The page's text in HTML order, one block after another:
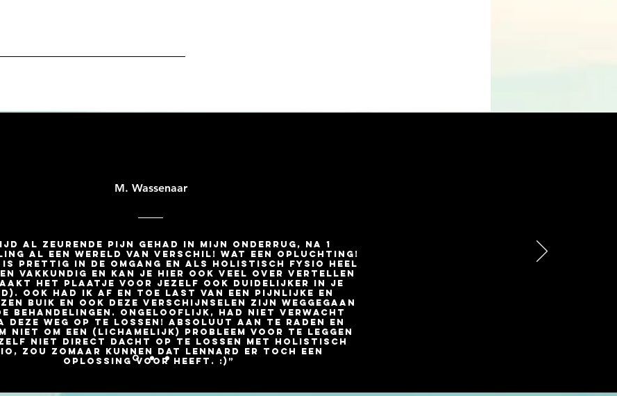
M. Wassenaar
al zeurende pijn gehad in mijn onderrug, na 1
al een wereld van verschil! Wat een opluchting!
is prettig in de omgang en als holistisch fysio heel
vakkundig en kan je hier ook veel over vertellen
het plaatje voor jezelf ook duidelijker in je
Ook had ik af en toe last van een pijnlijke en
buik en ook deze verschijnselen zijn weggegaan
behandelingen. Ongelooflijk, had niet verwacht
deze weg op te lossen! Absoluut aan te raden en
niet om een (lichamelijk) probleem voor te leggen
niet direct dacht op te lossen met holistisch
zou zomaar kunnen dat Lennard er toch een
oplossing voor heeft. :)”